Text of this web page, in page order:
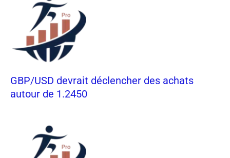
GBP/USD devrait déclencher des achats
autour de 1.2450